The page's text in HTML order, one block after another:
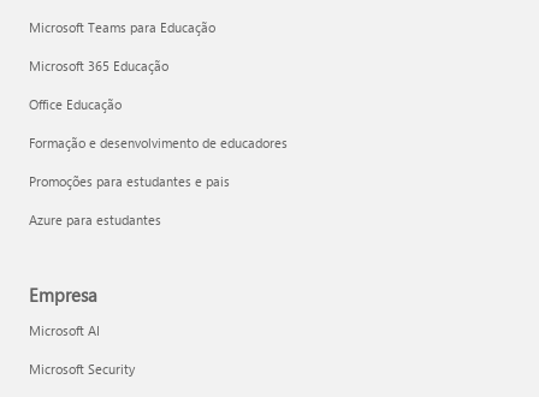
Microsoft Teams para Educação
Microsoft 365 Educação
Office Educação
Formação e desenvolvimento de educadores
Promoções para estudantes e pais
Azure para estudantes
Empresa
Microsoft AI
Microsoft Security